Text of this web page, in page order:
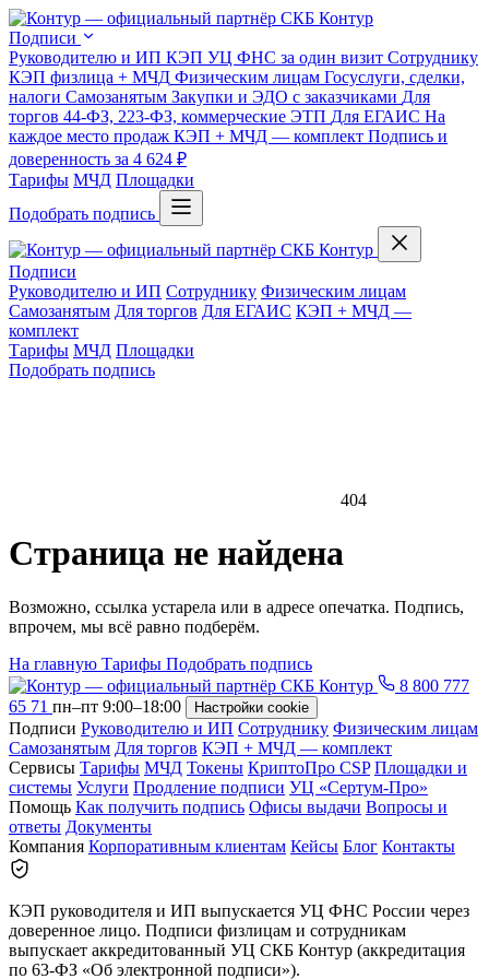
Подписи
Руководителю и ИП КЭП УЦ ФНС за один визит Сотруднику
КЭП физлица + МЧД Физическим лицам Госуслуги, сделки,
налоги Самозанятым Закупки и ЭДО с заказчиками Для
торгов 44-ФЗ, 223-ФЗ, коммерческие ЭТП Для ЕГАИС На
каждое место продаж КЭП + МЧД — комплект Подпись и
доверенность за 4 624 ₽
Тарифы МЧД Площадки
Подобрать подпись
Подписи
Руководителю и ИП Сотруднику Физическим лицам
Самозанятым Для торгов Для ЕГАИС КЭП + МЧД —
комплект
Тарифы МЧД Площадки
Подобрать подпись
404
Страница не найдена
Возможно, ссылка устарела или в адресе опечатка. Подпись,
впрочем, мы всё равно подберём.
На главную Тарифы Подобрать подпись
8 800 777
65 71 пн–пт 9:00–18:00 Настройки cookie
Подписи Руководителю и ИП Сотруднику Физическим лицам
Самозанятым Для торгов КЭП + МЧД — комплект
Сервисы Тарифы МЧД Токены КриптоПро CSP Площадки и
системы Услуги Продление подписи УЦ «Сертум-Про»
Помощь Как получить подпись Офисы выдачи Вопросы и
ответы Документы
Компания Корпоративным клиентам Кейсы Блог Контакты
КЭП руководителя и ИП выпускается УЦ ФНС России через
доверенное лицо. Подписи физлицам и сотрудникам
выпускает аккредитованный УЦ СКБ Контур (аккредитация
по 63-ФЗ «Об электронной подписи»).